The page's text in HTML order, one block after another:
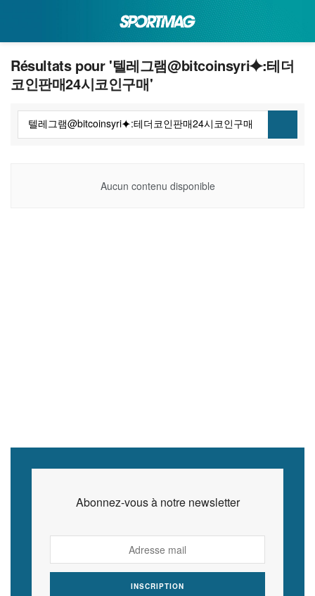
Résultats pour '텔레그램@bitcoinsyri⯌:테더
코인판매24시코인구매'
Aucun contenu disponible
Abonnez-vous à notre newsletter